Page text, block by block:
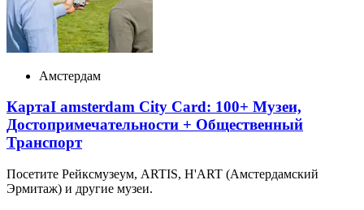
Амстердам
КартаI amsterdam City Card: 100+ Музеи,
Достопримечательности + Общественный
Транспорт
Посетите Рейксмузеум, ARTIS, H'ART (Амстердамский
Эрмитаж) и другие музеи.